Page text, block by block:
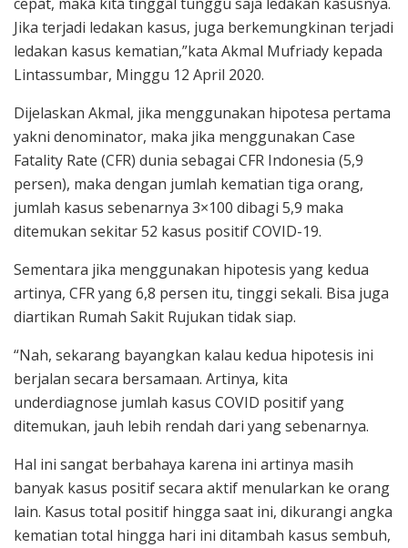
cepat, maka kita tinggal tunggu saja ledakan kasusnya.
Jika terjadi ledakan kasus, juga berkemungkinan terjadi
ledakan kasus kematian,”kata Akmal Mufriady kepada
Lintassumbar, Minggu 12 April 2020.
Dijelaskan Akmal, jika menggunakan hipotesa pertama
yakni denominator, maka jika menggunakan Case
Fatality Rate (CFR) dunia sebagai CFR Indonesia (5,9
persen), maka dengan jumlah kematian tiga orang,
jumlah kasus sebenarnya 3×100 dibagi 5,9 maka
ditemukan sekitar 52 kasus positif COVID-19.
Sementara jika menggunakan hipotesis yang kedua
artinya, CFR yang 6,8 persen itu, tinggi sekali. Bisa juga
diartikan Rumah Sakit Rujukan tidak siap.
“Nah, sekarang bayangkan kalau kedua hipotesis ini
berjalan secara bersamaan. Artinya, kita
underdiagnose jumlah kasus COVID positif yang
ditemukan, jauh lebih rendah dari yang sebenarnya.
Hal ini sangat berbahaya karena ini artinya masih
banyak kasus positif secara aktif menularkan ke orang
lain. Kasus total positif hingga saat ini, dikurangi angka
kematian total hingga hari ini ditambah kasus sembuh,